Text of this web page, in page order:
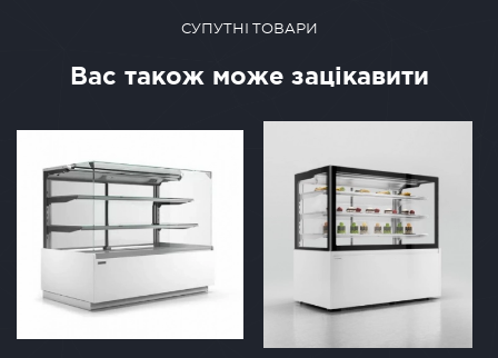
СУПУТНІ ТОВАРИ
Вас також може зацікавити